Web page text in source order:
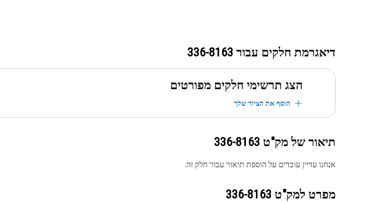
דיאגרמת חלקים עבור 336-8163
הצג תרשימי חלקים מפורטים
הוסף את הציוד שלך
תיאור של מק"ט 336-8163
אנחנו עדיין עובדים על הוספת תיאור עבור חלק זה.
מפרט למק"ט 336-8163